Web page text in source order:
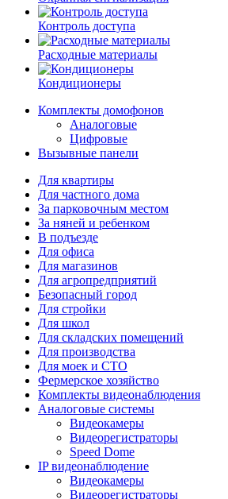
Контроль доступа
Расходные материалы
Кондиционеры
Комплекты домофонов
Аналоговые
Цифровые
Вызывные панели
Для квартиры
Для частного дома
За парковочным местом
За няней и ребенком
В подъезде
Для офиса
Для магазинов
Для агропредприятий
Безопасный город
Для стройки
Для школ
Для складских помещений
Для производства
Для моек и СТО
Фермерское хозяйство
Комплекты видеонаблюдения
Аналоговые системы
Видеокамеры
Видеорегистраторы
Speed Dome
IP видеонаблюдение
Видеокамеры
Видеорегистраторы